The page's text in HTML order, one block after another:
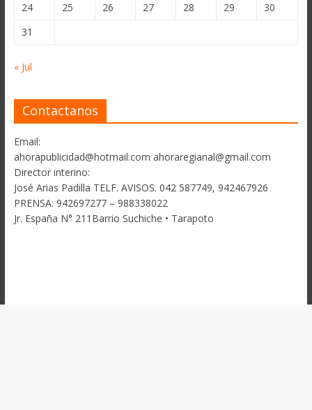
24
25 26 27 28 29
30
31
« Jul
Contactanos
Email:
ahorapublicidad@hotmail.com ahoraregianal@gmail.com
Director interino:
José Arias Padilla TELF. AVISOS. 042 587749, 942467926
PRENSA: 942697277 – 988338022
Jr. España N° 211Barrio Suchiche • Tarapoto